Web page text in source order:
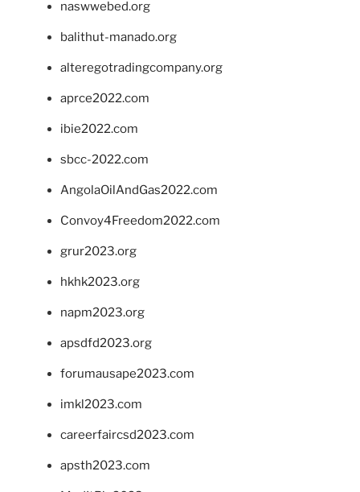
naswwebed.org
balithut-manado.org
alteregotradingcompany.org
aprce2022.com
ibie2022.com
sbcc-2022.com
AngolaOilAndGas2022.com
Convoy4Freedom2022.com
grur2023.org
hkhk2023.org
napm2023.org
apsdfd2023.org
forumausape2023.com
imkl2023.com
careerfaircsd2023.com
apsth2023.com